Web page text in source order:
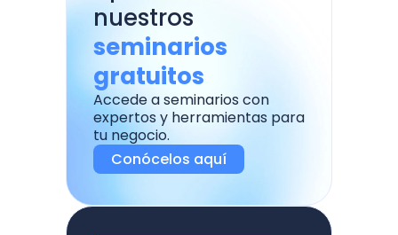
nuestros
seminarios
gratuitos
Accede a seminarios con
expertos y herramientas para
tu negocio.
Conócelos aquí